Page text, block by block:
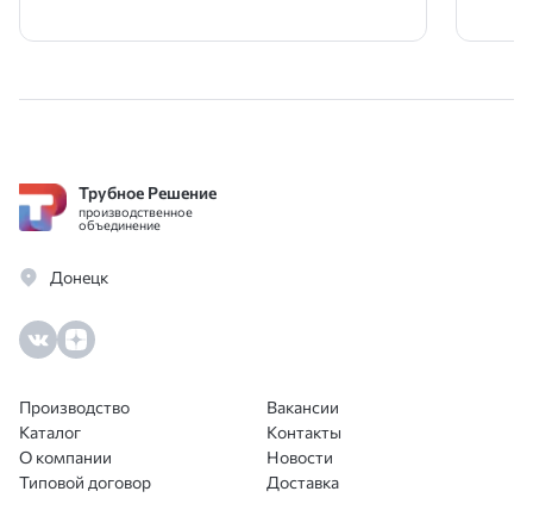
Трубное Решение
производственное
объединение
Донецк
Производство
Каталог
О компании
Типовой договор
Вакансии
Контакты
Новости
Доставка